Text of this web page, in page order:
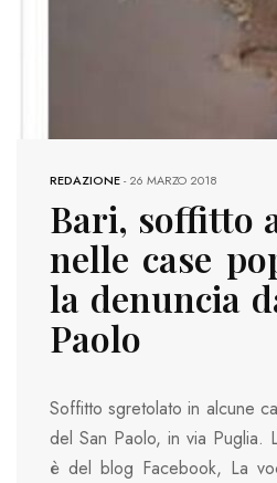
REDAZIONE-26 MARZO 2018
Bari, soffitto
nelle case
la denuncia
Paolo
Soffitto sgretolato in alcune
del San Paolo, in via Puglia.
è del blog Facebook, La